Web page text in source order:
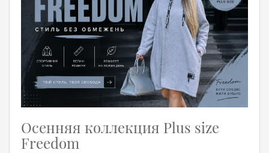
Осенняя коллекция Plus size
Freedom